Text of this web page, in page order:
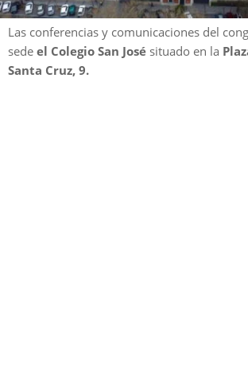
Las conferencias y comunicaciones del
sede el Colegio San José situado en la
Santa Cruz, 9.